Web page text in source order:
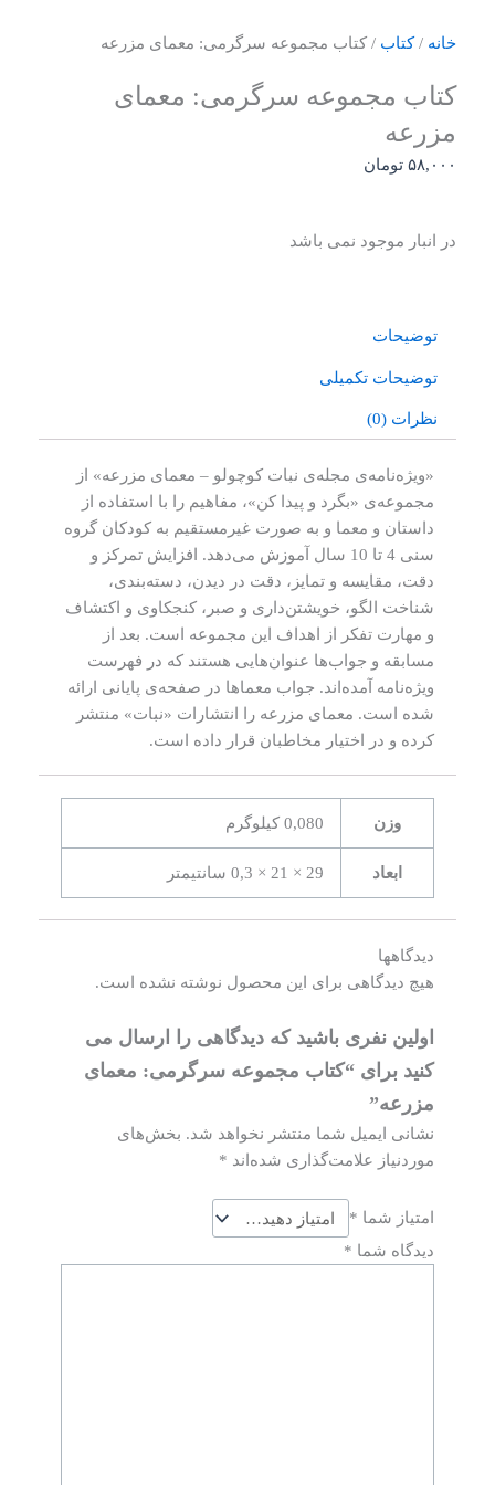
خانه /کتاب / کتاب مجموعه سرگرمی: معمای مزرعه
کتاب مجموعه سرگرمی: معمای
مزرعه
۵۸,۰۰۰ تومان
در انبار موجود نمی باشد
توضیحات
توضیحات تکمیلی
نظرات (0)
«ویژه‌نامه‌ی مجله‌ی نبات کوچولو – معمای مزرعه» از
مجموعه‌ی «بگرد و پیدا کن»، مفاهیم را با استفاده از
داستان و معما و به صورت غیرمستقیم به کودکان گروه
سنی 4 تا 10 سال آموزش می‌دهد. افزایش تمرکز و
دقت، مقایسه و تمایز، دقت در دیدن، دسته‌بندی،
شناخت الگو، خویشتن‌داری و صبر، کنجکاوی و اکتشاف
و مهارت تفکر از اهداف این مجموعه است. بعد از
مسابقه و جواب‌ها عنوان‌هایی هستند که در فهرست
ویژه‌نامه آمده‌اند. جواب‌ معماها در صفحه‌ی پایانی ارائه
شده است. معمای مزرعه را انتشارات «نبات» منتشر
کرده و در اختیار مخاطبان قرار داده است.
وزن 0,080 کیلوگرم
ابعاد 29 × 21 × 0,3 سانتیمتر
دیدگاهها
هیچ دیدگاهی برای این محصول نوشته نشده است.
اولین نفری باشید که دیدگاهی را ارسال می
کنید برای “کتاب مجموعه سرگرمی: معمای
مزرعه”
نشانی ایمیل شما منتشر نخواهد شد. بخش‌های
موردنیاز علامت‌گذاری شده‌اند *
امتیاز شما *
دیدگاه شما *